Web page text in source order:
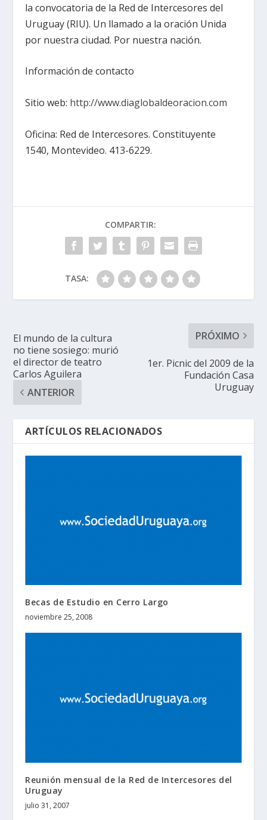
la convocatoria de la Red de Intercesores del
Uruguay (RIU). Un llamado a la oración Unida
por nuestra ciudad. Por nuestra nación.
Información de contacto
Sitio web: http://www.diaglobaldeoracion.com
Oficina: Red de Intercesores. Constituyente
1540, Montevideo. 413-6229.
COMPARTIR:
TASA:
El mundo de la cultura
no tiene sosiego: murió
el director de teatro
Carlos Aguilera
ANTERIOR
PRÓXIMO
1er. Picnic del 2009 de la
Fundación Casa
Uruguay
ARTÍCULOS RELACIONADOS
Becas de Estudio en Cerro Largo
noviembre 25, 2008
Reunión mensual de la Red de Intercesores del
Uruguay
julio 31, 2007